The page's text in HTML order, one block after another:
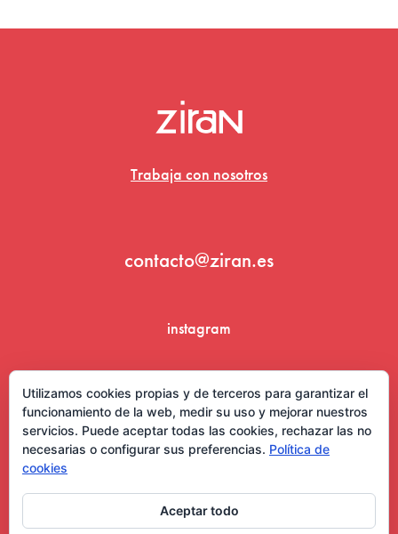
Trabaja con nosotros
contacto@ziran.es
instagram
Utilizamos cookies propias y de terceros para garantizar el
funcionamiento de la web, medir su uso y mejorar nuestros
servicios. Puede aceptar todas las cookies, rechazar las no
necesarias o configurar sus preferencias. Política de
cookies
Aceptar todo